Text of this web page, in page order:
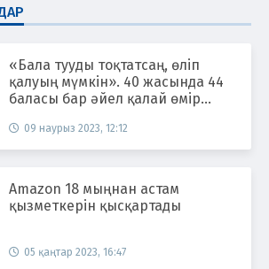
«Бала тууды тоқтатсаң, өліп
қалуың мүмкін». 40 жасында 44
баласы бар әйел қалай өмір
09 наурыз 2023, 12:12
Amazon 18 мыңнан астам
қызметкерін қысқартады
05 қаңтар 2023, 16:47